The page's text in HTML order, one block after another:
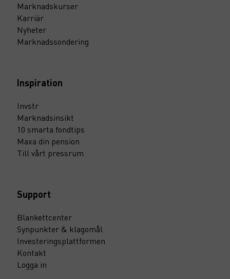
Marknadskurser
Karriär
Nyheter
Marknadssondering
Inspiration
Invstr
Marknadsinsikt
10 smarta fondtips
Maxa din pension
Till vårt pressrum
Support
Blankettcenter
Synpunkter & klagomål
Investeringsplattformen
Kontakt
Logga in